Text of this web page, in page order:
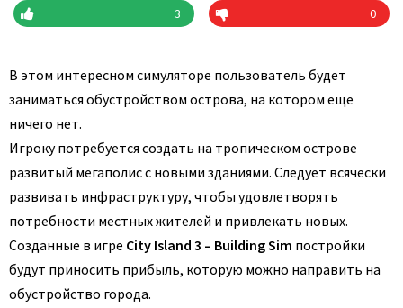
3 0
В этом интересном симуляторе пользователь будет
заниматься обустройством острова, на котором еще
ничего нет.
Игроку потребуется создать на тропическом острове
развитый мегаполис с новыми зданиями. Следует всячески
развивать инфраструктуру, чтобы удовлетворять
потребности местных жителей и привлекать новых.
Созданные в игре City Island 3 – Building Sim постройки
будут приносить прибыль, которую можно направить на
обустройство города.